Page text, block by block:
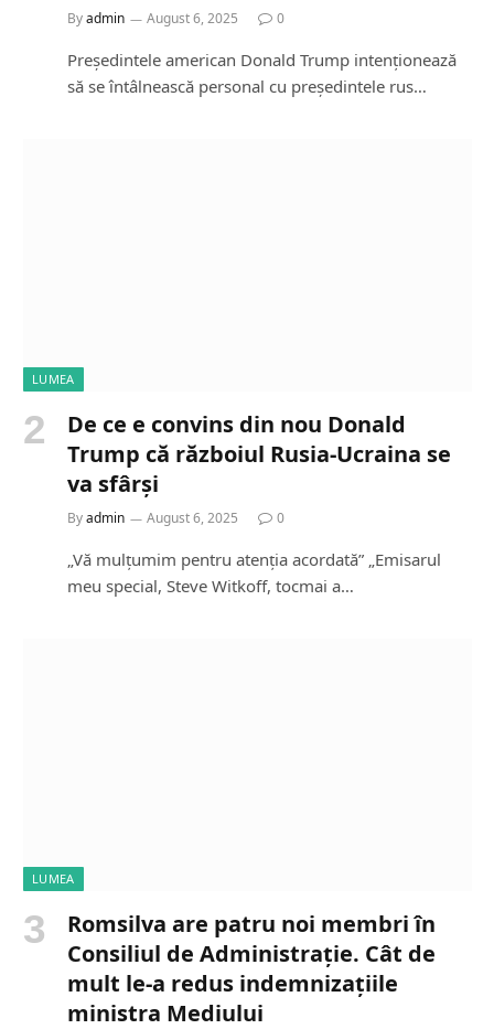
Byadmin August 6, 2025 0
Președintele american Donald Trump intenționează
să se întâlnească personal cu președintele rus…
LUMEA
De ce e convins din nou Donald
Trump că războiul Rusia-Ucraina se
va sfârși
Byadmin August 6, 2025 0
„Vă mulțumim pentru atenția acordată” „Emisarul
meu special, Steve Witkoff, tocmai a…
LUMEA
Romsilva are patru noi membri în
Consiliul de Administrație. Cât de
mult le-a redus indemnizațiile
ministra Mediului